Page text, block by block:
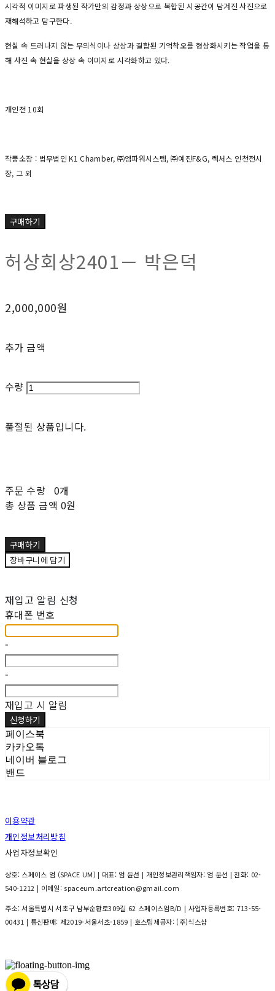
시각적 이미지로 파생된 작가만의 감정과 상상으로 복합된 시공간이 담겨진 사진으로
재해석하고 탐구한다.
현실 속 드러나지 않는 무의식이나 상상과 결합된 기억착오를 형상화시키는 작업을 통
해 사진 속 현실을 상상 속 이미지로 시각화하고 있다.
개인전 10회
작품소장 : 법무법인 K1 Chamber, ㈜엠파워시스템, ㈜예진F&G, 렉서스 인천전시
장, 그 외
구매하기
허상회상2401－ 박은덕
2,000,000원
추가 금액
수량
품절된 상품입니다.
주문 수량 0개
총 상품 금액 0원
구매하기
장바구니에 담기
재입고 알림 신청
휴대폰 번호
-
-
재입고 시 알림
신청하기
페이스북
카카오톡
네이버 블로그
밴드
이용약관
개인정보처리방침
사업자정보확인
상호: 스페이스 엄 (SPACE UM) | 대표: 엄 윤선 | 개인정보관리책임자: 엄 윤선 | 전화: 02-
540-1212 | 이메일: spaceum.artcreation@gmail.com
주소: 서울특별시 서초구 남부순환로309길 62 스페이스엄B/D | 사업자등록번호: 713-55-
00431 | 통신판매: 제2019-서울서초-1859 | 호스팅제공자: (주)식스샵